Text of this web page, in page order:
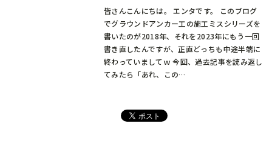
皆さんこんにちは。 エンタです。 このブログ
でグラウンドアンカー工の施工ミスシリーズを
書いたのが2018年、それを2023年にもう一回
書き直したんですが、正直どっちも中途半端に
終わっていましてｗ 今回、過去記事を読み返し
てみたら「あれ、この…